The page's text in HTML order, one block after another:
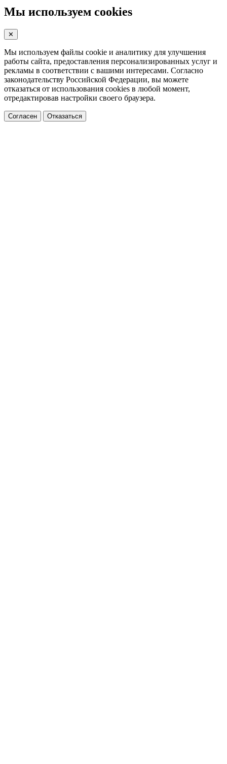
Мы используем cookies
✕
Мы используем файлы cookie и аналитику для улучшения
работы сайта, предоставления персонализированных услуг и
рекламы в соответствии с вашими интересами. Согласно
законодательству Российской Федерации, вы можете
отказаться от использования cookies в любой момент,
отредактировав настройки своего браузера.
Согласен Отказаться